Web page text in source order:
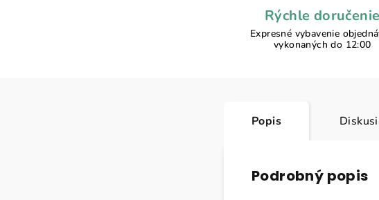
Rýchle
Expresné vybavenie
vykonaných do 12:00
Popis
Podrobný popis